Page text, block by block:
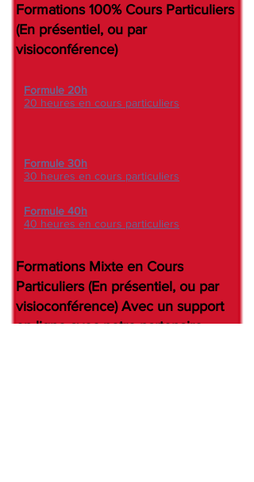
Formations 100% Cours Particuliers
(En présentiel, ou par
visioconférence)
Formule 20h
20 heures en cours particuliers
Formule 30h
30 heures en cours particuliers
Formule 40h
40 heures en cours particuliers
Formations Mixte en Cours
Particuliers (En présentiel, ou par
visioconférence) Avec un support
en-ligne avec notre partenaire